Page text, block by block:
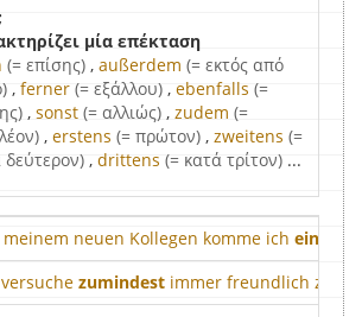
μία επέκταση
(= επίσης) , außerdem (= εκτός από
, ferner (= εξάλλου) , ebenfalls (=
, sonst (= αλλιώς) , zudem (=
, erstens (= πρώτον) , zweitens (=
δεύτερον) , drittens (= κατά τρίτον) ...
neuen Kollegen komme ich
zumindest immer freundlich zu